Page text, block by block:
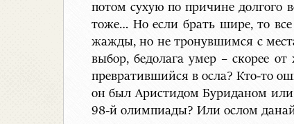
потом сухую по причине
тоже… Но если брать шире, то
жажды, но не тронувшимся с
выбор, бедолага умер – скорее
превратившийся в осла? Кто-то
он был Аристидом Буриданом или
98-й олимпиады? Или ослом